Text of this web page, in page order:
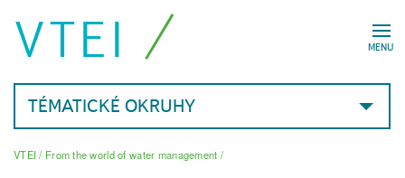
MENU
VTEI
TÉMATICKÉ OKRUHY
VTEI/ From the world of water management /